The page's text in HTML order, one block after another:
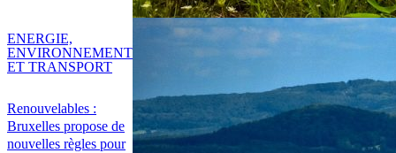
Renouvelables :
Bruxelles propose de
nouvelles règles pour
ENERGIE,
ENVIRONNEMENT
ET TRANSPORT